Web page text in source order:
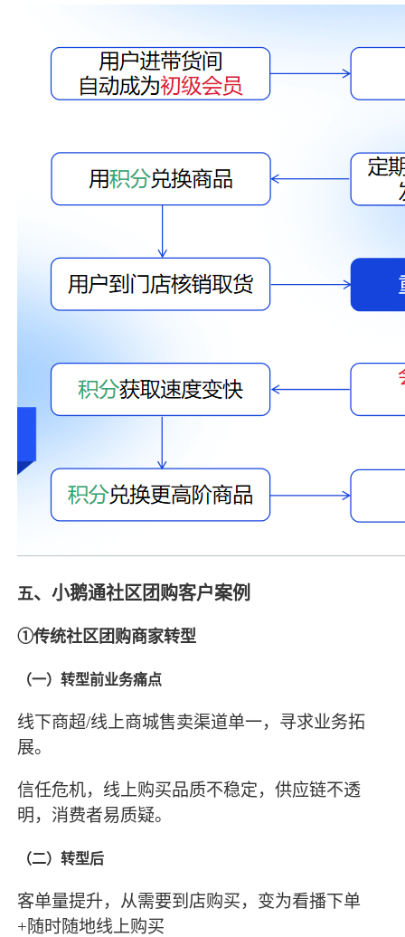
五、小鹅通社区团购客户案例
①传统社区团购商家转型
（一）转型前业务痛点
线下商超/线上商城售卖渠道单一，寻求业务拓
展。
信任危机，线上购买品质不稳定，供应链不透
明，消费者易质疑。
（二）转型后
客单量提升，从需要到店购买，变为看播下单
+随时随地线上购买